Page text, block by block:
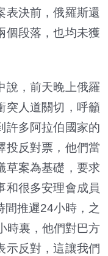
表決前，俄羅斯還
個段落，也均未獲
，前天晚上俄羅
突人道關切，呼籲
許多阿拉伯國家的
投反對票，他們當
草案為基礎，要求
和很多安理會成員
間推遲24小時，之
時裏，他們對巴方
示反對，這讓我們